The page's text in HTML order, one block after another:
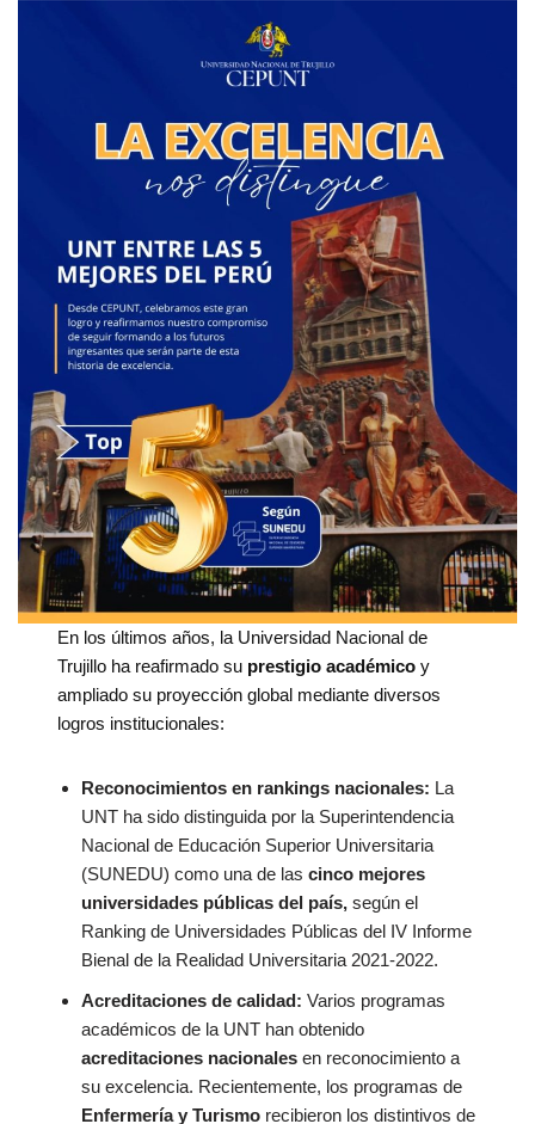
En los últimos años, la Universidad Nacional de
Trujillo ha reafirmado su prestigio académico y
ampliado su proyección global mediante diversos
logros institucionales:
Reconocimientos en rankings nacionales: La
UNT ha sido distinguida por la Superintendencia
Nacional de Educación Superior Universitaria
(SUNEDU) como una de lascinco mejores
universidades públicas del país, según el
Ranking de Universidades Públicas del IV Informe
Bienal de la Realidad Universitaria 2021-2022.
Acreditaciones de calidad: Varios programas
académicos de la UNT han obtenido
acreditaciones nacionales en reconocimiento a
su excelencia. Recientemente, los programas de
Enfermería y Turismo recibieron los distintivos de